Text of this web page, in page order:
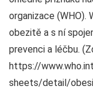
organizace (WHO).
obezitě a s ní
prevenci a léčbu.
https://
sheets/detail/